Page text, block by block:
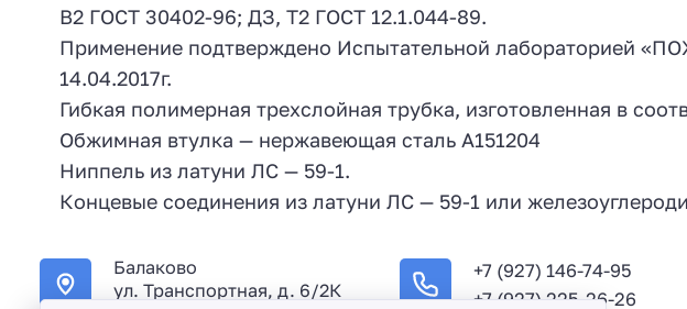
В2 ГОСТ 30402-96; ДЗ, Т2 ГОСТ 12.1.044-89.
Применение подтверждено Испытательной
14.04.2017г.
Гибкая полимерная трехслойная трубка, изготовленная в
Обжимная втулка — нержавеющая сталь А151204
Ниппель из латуни ЛС — 59-1.
Концевые соединения из латуни ЛС — 59-1 или
Балаково
ул. Транспортная, д. 6/2К
+7 (927) 146-74-95
+7 (927) 225-26-26